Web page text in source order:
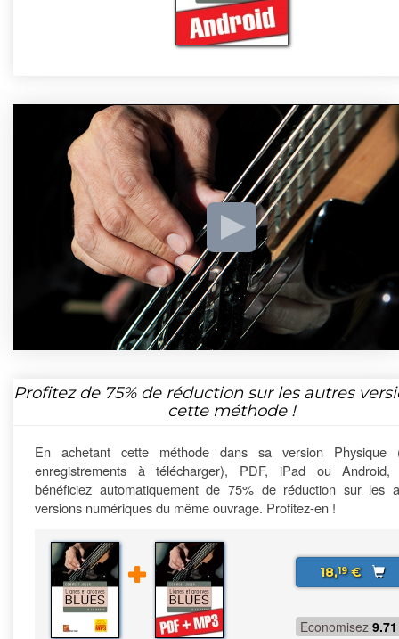
Profitez de 75%de réduction sur les autres
cette méthode !
En achetant cette méthode dans sa version Physique
enregistrements à télécharger), PDF, iPad ou Android,
bénéficiez automatiquement de 75% de réduction sur les
versions numériques du même ouvrage. Profitez-en !
18,19€
Economisez 9.71